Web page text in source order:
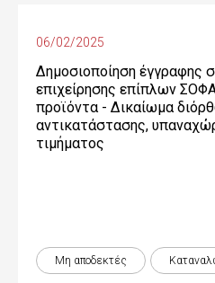
06/02/2025
Δημοσιοποίηση έγγραφης
επιχείρησης επίπλων
προϊόντα - Δικαίωµα
αντικατάστασης,
τιµήµατος
Μη αποδεκτές